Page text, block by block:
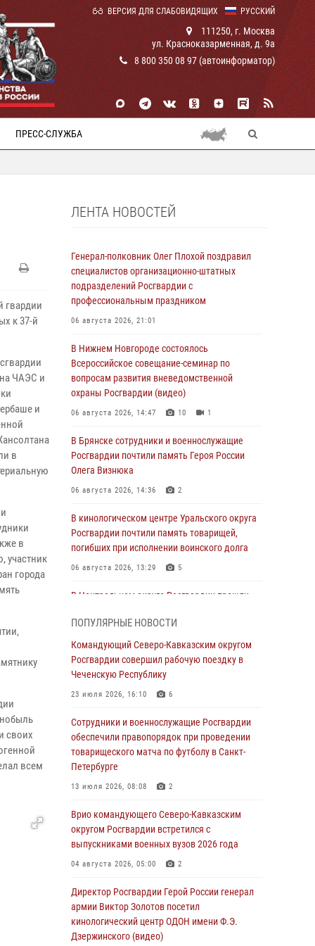
РУССКИЙ
ВЕРСИЯ ДЛЯ СЛАБОВИДЯЩИХ
111250, г. Москва
ул. Красноказарменная, д. 9а
8 800 350 08 97 (автоинформатор)
ПРЕСС-СЛУЖБА
гвардии
к 37-й
ЧАЭС и
и
в
в
участник
города
своих
всем
ЛЕНТА НОВОСТЕЙ
Генерал-полковник Олег Плохой поздравил
специалистов организационно-штатных
подразделений Росгвардии с
профессиональным праздником
06 августа 2026, 21:01
В Нижнем Новгороде состоялось
Всероссийское совещание-семинар по
вопросам развития вневедомственной
охраны Росгвардии (видео)
06 августа 2026, 14:47 10 1
В Брянске сотрудники и военнослужащие
Росгвардии почтили память Героя России
Олега Визнюка
06 августа 2026, 14:36 2
В кинологическом центре Уральского округа
Росгвардии почтили память товарищей,
погибших при исполнении воинского долга
06 августа 2026, 13:29 5
В Центральном округе Росгвардии прошли
И.К. Яковлева
06 августа 2026, 13:24
Росгвардейцы задержали мужчину,
открывшего стрельбу в Подмосковье (видео)
Росгвардейцы провели выставку вооружения
для участников сбора «Гвардеец» в Пензе
(видео)
06 августа 2026, 12:00
В Курске росгвардейцы приняли участие в
митинге, посвященном второй годовщине
вторжения ВСУ на территорию области
06 августа 2026, 11:56 4
В Санкт-Петербурге наряд Росгвардии
задержал правонарушителя, угрожавшего
подростку травматическим пистолетом
06 августа 2026, 11:33
ПОПУЛЯРНЫЕ НОВОСТИ
Командующий Северо-Кавказским округом
Росгвардии совершил рабочую поездку в
Чеченскую Республику
23 июля 2026, 16:10 6
Сотрудники и военнослужащие Росгвардии
обеспечили правопорядок при проведении
товарищеского матча по футболу в Санкт-
Петербурге
13 июля 2026, 08:08 2
Врио командующего Северо-Кавказским
округом Росгвардии встретился с
выпускниками военных вузов 2026 года
04 августа 2026, 05:00 2
Директор Росгвардии Герой России генерал
армии Виктор Золотов посетил
кинологический центр ОДОН имени Ф.Э.
Дзержинского (видео)